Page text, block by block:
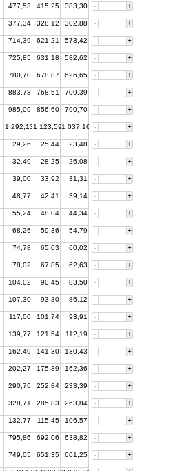
477,53 415,25 383,30 - +
377,34 328,12 302,88 - +
714,39 621,21 573,42 - +
725,85 631,18 582,62 - +
780,70 678,87 626,65 - +
883,78 768,51 709,39 - +
985,09 856,60 790,70 - +
1 292,131 123,591 037,16 - +
29,26 25,44 23,48 - +
32,49 28,25 26,08 - +
39,00 33,92 31,31 - +
48,77 42,41 39,14 - +
55,24 48,04 44,34 - +
68,26 59,36 54,79 - +
74,78 65,03 60,02 - +
78,02 67,85 62,63 - +
104,02 90,45 83,50 - +
107,30 93,30 86,12 - +
117,00 101,74 93,91 - +
139,77 121,54 112,19 - +
162,49 141,30 130,43 - +
202,27 175,89 162,36 - +
290,76 252,84 233,39 - +
328,71 285,83 263,84 - +
132,77 115,45 106,57 - +
795,86 692,06 638,82 - +
749,05 651,35 601,25 - +